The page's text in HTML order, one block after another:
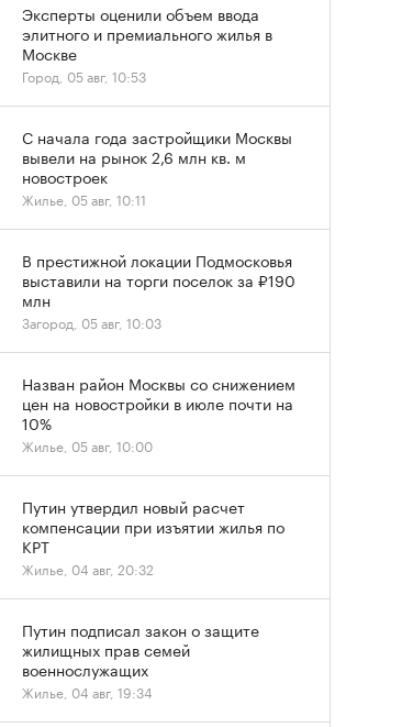
Эксперты оценили объем ввода
элитного и премиального жилья в
Москве
Город, 05 авг, 10:53
С начала года застройщики Москвы
вывели на рынок 2,6 млн кв. м
новостроек
Жилье, 05 авг, 10:11
В престижной локации Подмосковья
выставили на торги поселок за ₽190
млн
Загород, 05 авг, 10:03
Назван район Москвы со снижением
цен на новостройки в июле почти на
10%
Жилье, 05 авг, 10:00
Путин утвердил новый расчет
компенсации при изъятии жилья по
КРТ
Жилье, 04 авг, 20:32
Путин подписал закон о защите
жилищных прав семей
военнослужащих
Жилье, 04 авг, 19:34